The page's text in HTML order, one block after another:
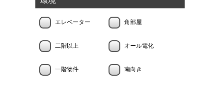
エレベーター 角部屋
二階以上 オール電化
一階物件 南向き